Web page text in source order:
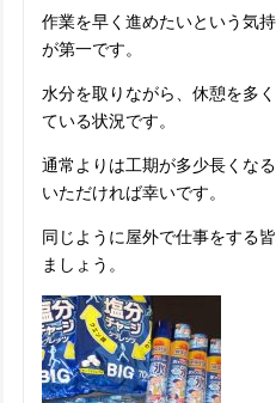
作業を早く進めたいという気
が第一です。
水分を取りながら、休憩を多
ている状況です。
通常よりは工期が多少長くな
いただければ幸いです。
同じように屋外で仕事をする
ましょう。